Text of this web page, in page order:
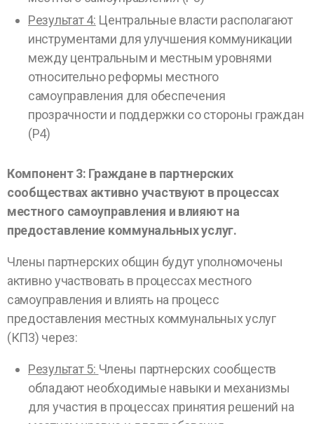
Результат 4: Центральные власти располагают
инструментами для улучшения коммуникации
между центральным и местным уровнями
относительно реформы местного
самоуправления для обеспечения
прозрачности и поддержки со стороны граждан
(Р4)
Компонент 3: Граждане в партнерских
сообществах активно участвуют в процессах
местного самоуправления и влияют на
предоставление коммунальных услуг.
Члены партнерских общин будут уполномочены
активно участвовать в процессах местного
самоуправления и влиять на процесс
предоставления местных коммунальных услуг
(КП3) через:
Результат 5: Члены партнерских сообществ
обладают необходимые навыки и механизмы
для участия в процессах принятия решений на